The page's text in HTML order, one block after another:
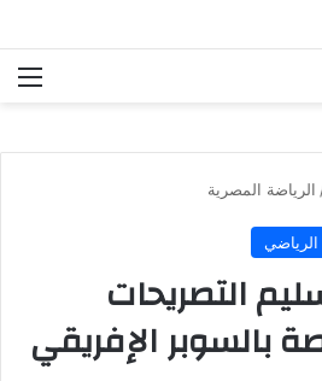
الرياضة المصرية
الرياضي
التصريحات
بالسوبر الإفريقي